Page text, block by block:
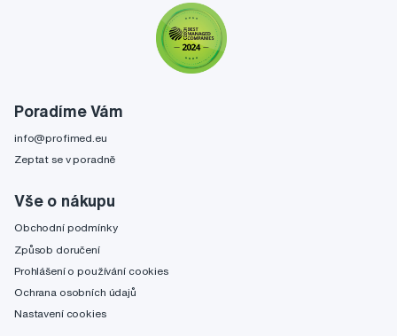
Poradíme Vám
info@profimed.eu
Zeptat se v poradně
Vše o nákupu
Obchodní podmínky
Způsob doručení
Prohlášení o používání cookies
Ochrana osobních údajů
Nastavení cookies